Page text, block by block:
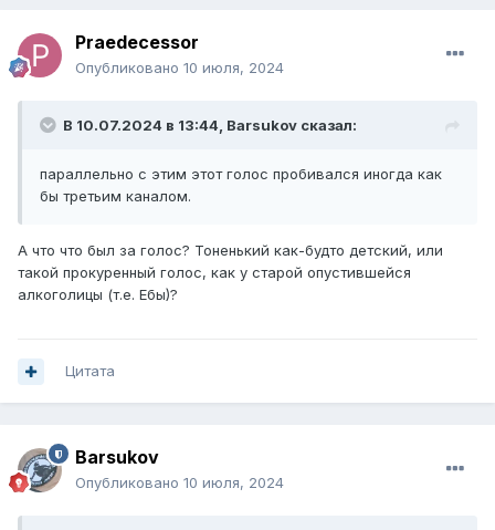
Praedecessor
Опубликовано 10 июля, 2024
В 10.07.2024 в 13:44, Barsukov сказал:
параллельно с этим этот голос пробивался иногда как
бы третьим каналом.
А что что был за голос? Тоненький как-будто детский, или
такой прокуренный голос, как у старой опустившейся
алкоголицы (т.е. Ебы)?
Цитата
Barsukov
Опубликовано 10 июля, 2024